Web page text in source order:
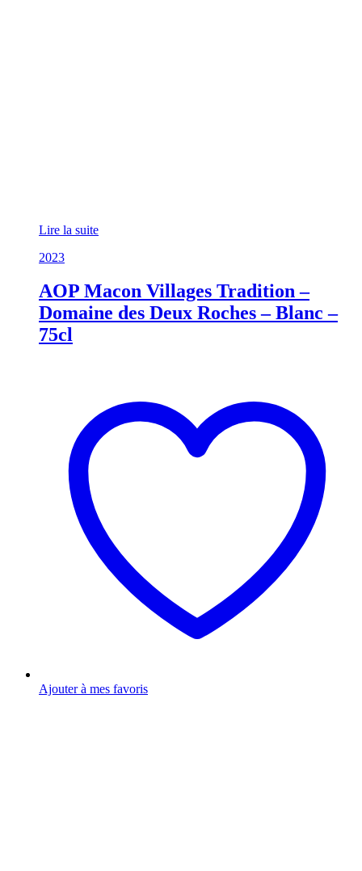
Lire la suite
2023
AOP Macon Villages Tradition –
Domaine des Deux Roches – Blanc –
75cl
Ajouter à mes favoris